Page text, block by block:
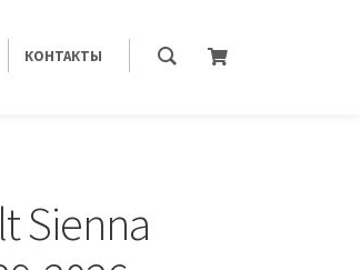
КОНТАКТЫ
Sienna